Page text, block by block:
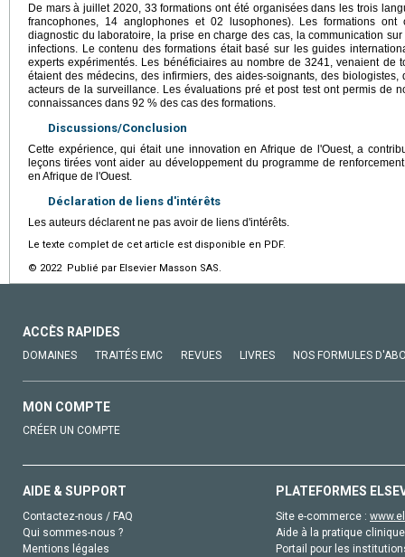
De mars à juillet 2020, 33 formations ont été organisées dans les trois
francophones, 14 anglophones et 02 lusophones). Les formations ont
diagnostic du laboratoire, la prise en charge des cas, la communication
infections. Le contenu des formations était basé sur les guides
experts expérimentés. Les bénéficiaires au nombre de 3241, venaient de
étaient des médecins, des infirmiers, des aides-soignants, des
acteurs de la surveillance. Les évaluations pré et post test ont permis de
connaissances dans 92 % des cas des formations.
Discussions/Conclusion
Cette expérience, qui était une innovation en Afrique de l'Ouest, a
leçons tirées vont aider au développement du programme de
en Afrique de l'Ouest.
Déclaration de liens d'intérêts
Les auteurs déclarent ne pas avoir de liens d'intérêts.
Le texte complet de cet article est disponible en PDF.
© 2022 Publié par Elsevier Masson SAS.
ACCÈS RAPIDES
DOMAINES TRAITÉS EMC REVUES LIVRES NOS FORMULES
MON COMPTE
CRÉER UN COMPTE
AIDE & SUPPORT
Contactez-nous / FAQ
Qui sommes-nous ?
Mentions légales
PLATEFORMES
Site e-commerce :
Aide à la pratique
Portail pour les